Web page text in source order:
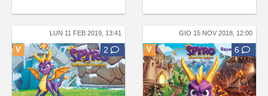
LUN 11 FEB 2019, 13:41
V 2
GIO 15 NOV 2018, 12:00
V 6